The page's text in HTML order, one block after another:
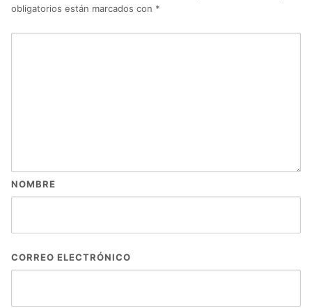
obligatorios están marcados con *
NOMBRE
CORREO ELECTRÓNICO